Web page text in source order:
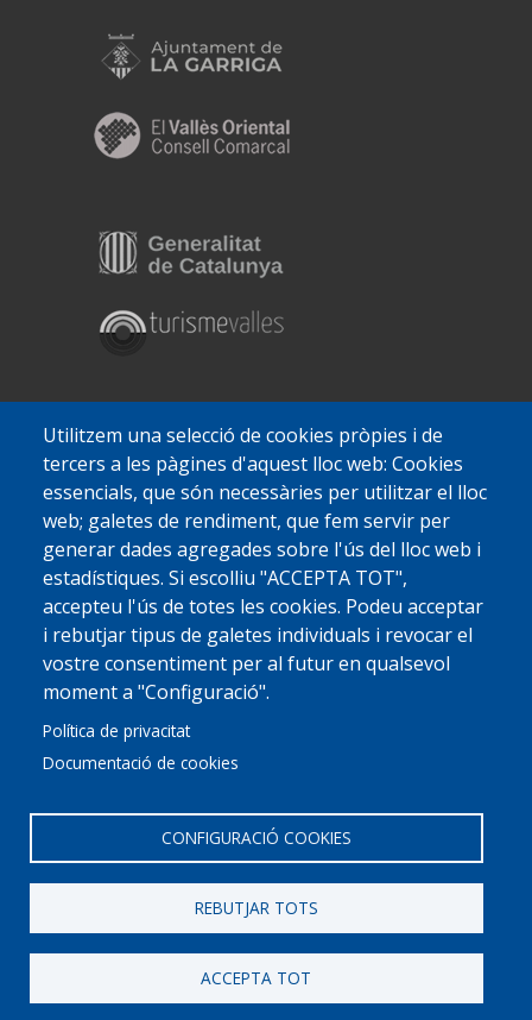
Utilitzem una selecció de cookies pròpies i de
tercers a les pàgines d'aquest lloc web: Cookies
essencials, que són necessàries per utilitzar el lloc
web; galetes de rendiment, que fem servir per
generar dades agregades sobre l'ús del lloc web i
estadístiques. Si escolliu "ACCEPTA TOT",
accepteu l'ús de totes les cookies. Podeu acceptar
i rebutjar tipus de galetes individuals i revocar el
vostre consentiment per al futur en qualsevol
moment a "Configuració".
Política de privacitat
Documentació de cookies
CONFIGURACIÓ COOKIES
REBUTJAR TOTS
ACCEPTA TOT
© 2022 Ajuntament La Garriga